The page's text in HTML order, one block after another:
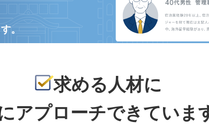
。
求める人材に
アプローチできていま